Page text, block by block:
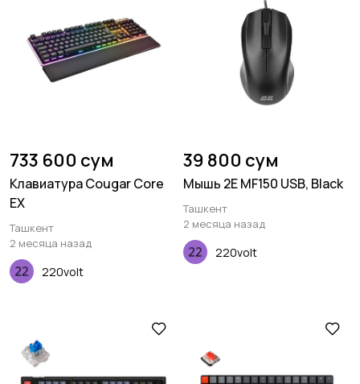
733 600 сум
Клавиатура Cougar Core
EX
Ташкент
2 месяца назад
220volt
39 800 сум
Мышь 2E MF150 USB, Black
Ташкент
2 месяца назад
220volt